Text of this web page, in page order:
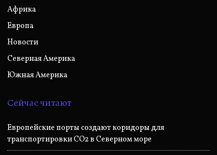
Африка
Европа
Новости
Северная Америка
Южная Америка
Сейчас читают
Европейские порты создают коридоры для
транспортировки CO2 в Северном море